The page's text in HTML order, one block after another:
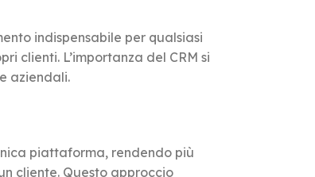
indispensabile per qualsiasi
clienti. L’importanza del CRM si
aziendali.
piattaforma, rendendo più
cliente. Questo approccio